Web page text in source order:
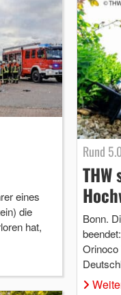
eines
die
hat,
Rund
Bonn.
Orinoco